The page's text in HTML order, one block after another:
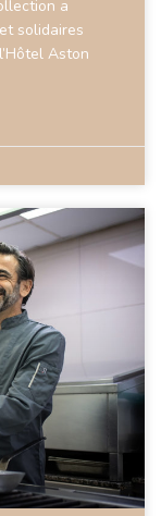
a
solidaires
Aston